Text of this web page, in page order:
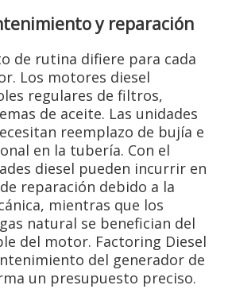
y reparación
de rutina difiere para cada
Los motores diesel
regulares de filtros,
de aceite. Las unidades
reemplazo de bujía e
en la tubería. Con el
diesel pueden incurrir en
reparación debido a la
mientras que los
natural se benefician del
del motor. Factoring Diesel
del generador de
un presupuesto preciso.